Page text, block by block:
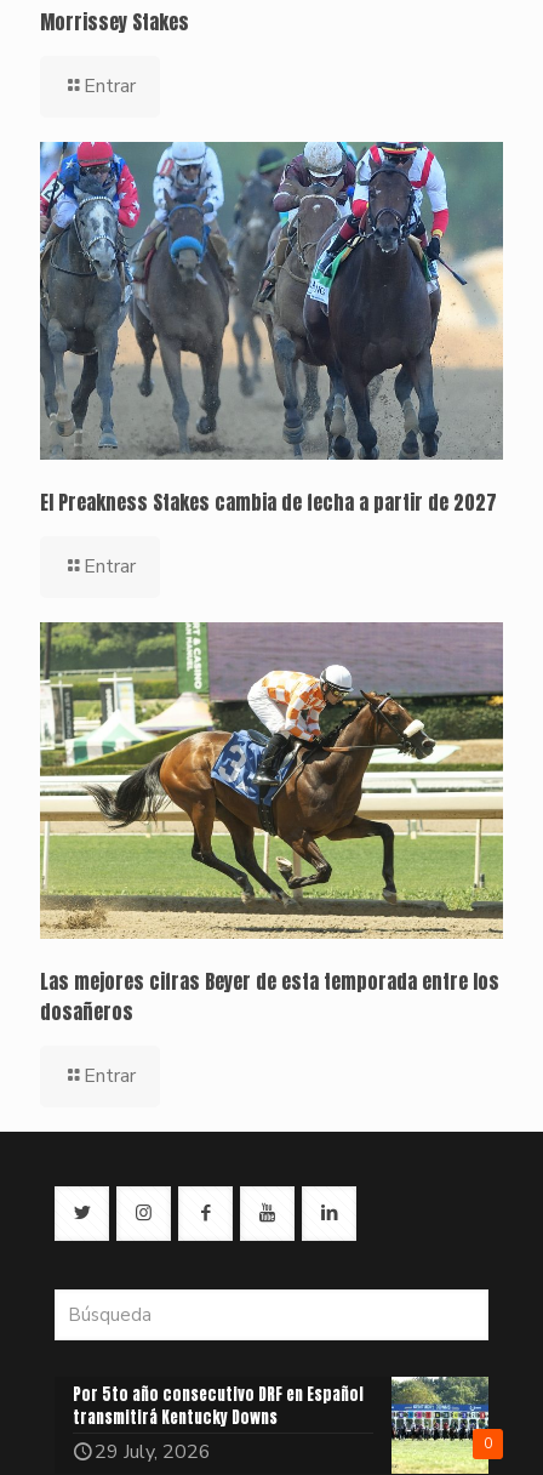
Morrissey Stakes
Entrar
El Preakness Stakes cambia de fecha a partir de 2027
Entrar
Las mejores cifras Beyer de esta temporada entre los
dosañeros
Entrar
0
Por 5to año consecutivo DRF en Español
transmitirá Kentucky Downs
29 July, 2026